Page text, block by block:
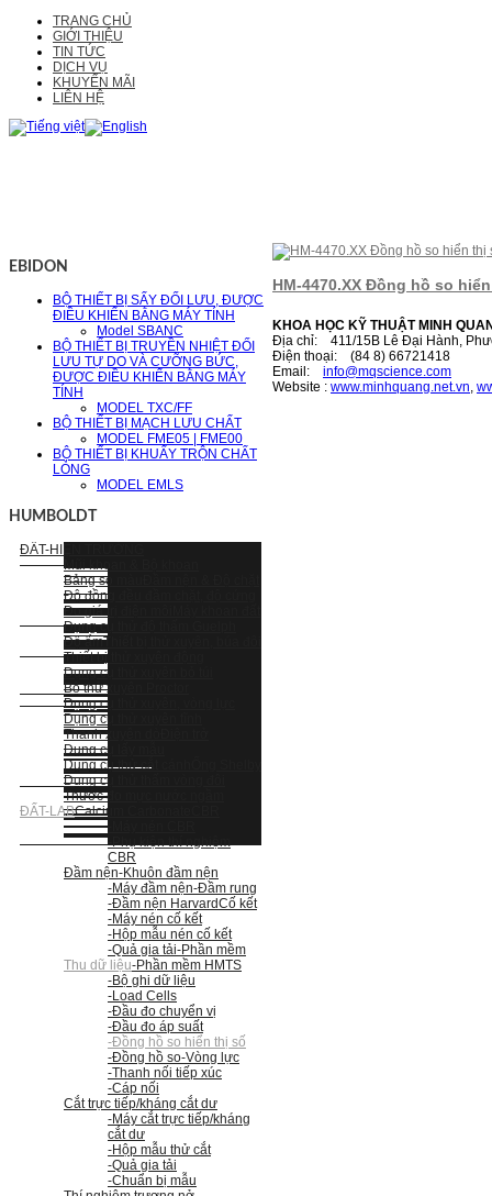
TRANG CHỦ
GIỚI THIỆU
TIN TỨC
DỊCH VỤ
KHUYẾN MÃI
LIÊN HỆ
EBIDON
BỘ THIẾT BỊ SẤY ĐỐI LƯU, ĐƯỢC
ĐIỀU KHIỂN BẰNG MÁY TÍNH
Model SBANC
BỘ THIẾT BỊ TRUYỀN NHIỆT ĐỐI
LƯU TỰ DO VÀ CƯỠNG BỨC,
ĐƯỢC ĐIỀU KHIỂN BẰNG MÁY
TÍNH
MODEL TXC/FF
BỘ THIẾT BỊ MẠCH LƯU CHẤT
MODEL FME05 | FME00
BỘ THIẾT BỊ KHUẤY TRỘN CHẤT
LỎNG
MODEL EMLS
HUMBOLDT
ĐẤT-HIỆN TRƯỜNG
Mũi khoan & Bộ khoan
Bảng so màu
Độ đồng đều đầm chặt, độ cứng
Đo giá trị điện môi
Dụng cụ thử độ thấm Guelph
Độ ẩmThiết bị thử xuyên, búa đôi
Thiết bị thử xuyên động
Dụng cụ thử xuyên bỏ túi
Bộ thử xuyên Proctor
Dụng cụ thử xuyên, vòng lực
Dụng cụ thử xuyên tĩnh
Thanh xuyên dò
Dụng cụ lấy mẫu
Dụng cụ thử cắt cánh
Dụng cụ thử thấm vòng đôi
Thước đo mực nước ngầm
ĐẤT-LABCalcium Carbonate
-Phụ kiện thí nghiệm
CBR
Đầm nện-Khuôn đầm nện
-Máy đầm nện-Đầm rung
-Đầm nện HarvardCố kết
-Máy nén cố kết
-Hộp mẫu nén cố kết
-Quả gia tải-Phần mềm
Thu dữ liệu-Phần mềm HMTS
-Bộ ghi dữ liệu
-Load Cells
-Đầu đo chuyển vị
-Đầu đo áp suất
-Đồng hồ so hiển thị số
-Đồng hồ so-Vòng lực
-Thanh nối tiếp xúc
-Cáp nối
Cắt trực tiếp/kháng cắt dư
-Máy cắt trực tiếp/kháng
cắt dư
-Hộp mẫu thử cắt
-Quả gia tải
-Chuẩn bị mẫu
HM-4470.XX Đồng hồ so
KHOA HỌC KỸ THUẬT MINH
Địa chỉ: 411/15B Lê Đại Hành,
Điện thoại: (84 8) 66721418
Email: info@mqscience.com
Website : www.minhquang.net.vn,